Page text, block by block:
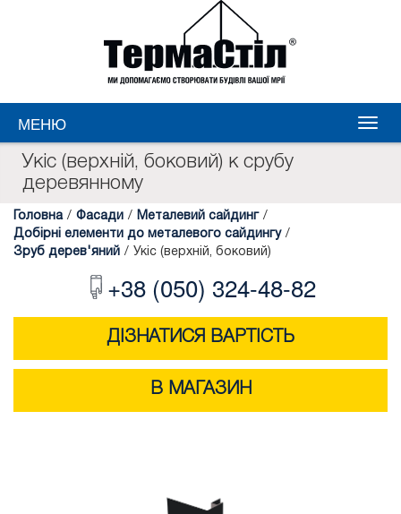
МЕНЮ
Укіс (верхній, боковий) к срубу
деревянному
Головна / Фасади / Металевий сайдинг /
Добірні елементи до металевого сайдингу /
Зруб дерев'яний / Укіс (верхній, боковий)
+38 (050) 324-48-82
ДІЗНАТИСЯ ВАРТІСТЬ
В МАГАЗИН